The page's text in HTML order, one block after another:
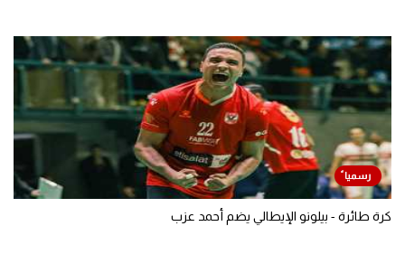
كرة طائرة - بيلونو الإيطالي يضم أحمد عزب